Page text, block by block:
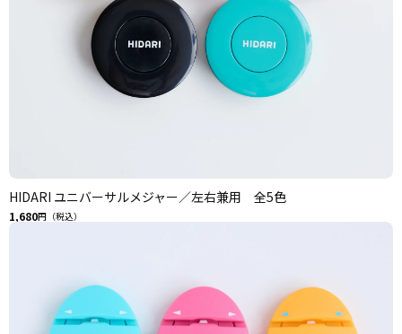
HIDARI ユニバーサルメジャー／左右兼用 全5色
1,680円（税込）